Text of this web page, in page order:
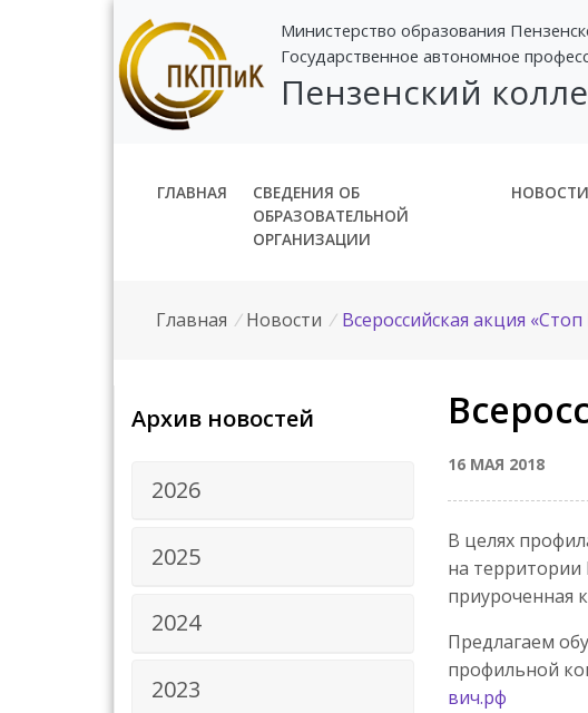
Министерство образования
Государственное автономное
Пензенский
ГЛАВНАЯ
СВЕДЕНИЯ ОБ
ОБРАЗОВАТЕЛЬНОЙ
ОРГАНИЗАЦИИ
НОВОСТИ
Главная / Новости / Всероссийская акция
Архив новостей
2026
2025
2024
2023
16 МАЯ 2018
В целях
на территории
приуроченная
Предлагаем
профильной
вич.рф